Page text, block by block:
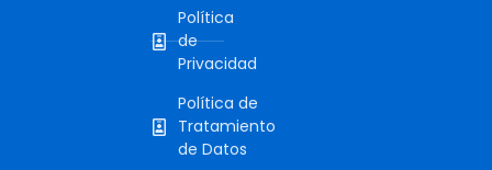
Política
de
Privacidad
Política de
Tratamiento
de Datos